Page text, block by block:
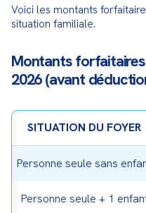
Voici les montants
situation familiale.
Montants forfaitaires
2026 (avant
SITUATION DU FOYER
Personne seule sans
Personne seule + 1